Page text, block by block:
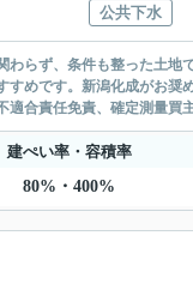
公共下水
らず、条件も整った土地
めです。新潟化成がお奨
合責任免責、確定測量買
建ぺい率・容積率
80%・400%